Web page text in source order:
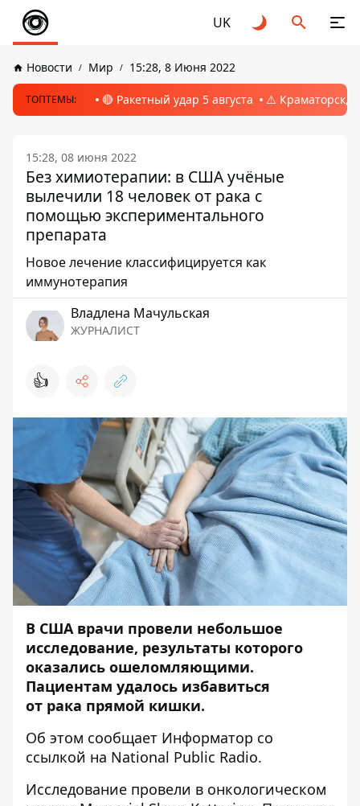
UK
Новости Мир 15:28, 8 Июня 2022
ТОПТЕМЫ: 🔴 Ракетный удар 5 августа ⚠️ Краматорск,
15:28, 08 июня 2022
Без химиотерапии: в США учёные
вылечили 18 человек от рака с
помощью экспериментального
препарата
Новое лечение классифицируется как
иммунотерапия
Владлена Мачульская
ЖУРНАЛИСТ
👍
В США врачи провели небольшое
исследование, результаты которого
оказались ошеломляющими.
Пациентам удалось избавиться
от рака прямой кишки.
Об этом сообщает Информатор со
ссылкой на National Public Radio.
Исследование провели в онкологическом